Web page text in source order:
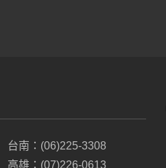
台南：(06)225-3308
高雄：(07)226-0613